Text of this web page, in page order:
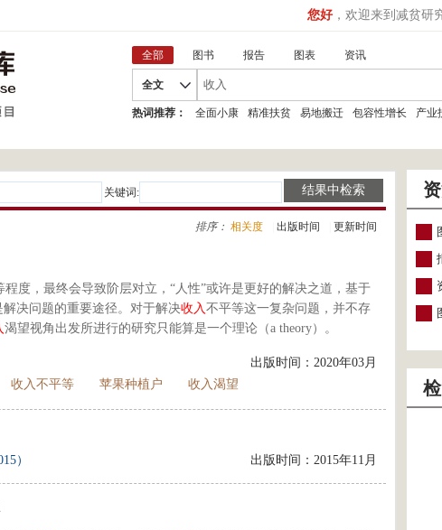
您好 ，欢迎来到减贫研
全部 图书 报告 图表 资讯
全文
热词推荐： 全面小康 精准扶贫 易地搬迁 包容性增长 产业
关键词:
排序： 相关度 出版时间 更新时间
程度，最终会导致阶层对立，“人性”或许是更好的解决之道，基于
决问题的重要途径。对于解决收入不平等这一复杂问题，并不存
渴望视角出发所进行的研究只能算是一个理论（a theory）。
出版时间：2020年03月
收入不平等 苹果种植户 收入渴望
） 出版时间：2015年11月